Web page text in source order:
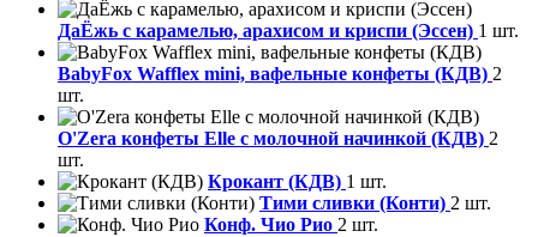
ДаЁжь с карамелью, арахисом и криспи (Эссен) 1 шт.
BabyFox Wafflex mini, вафельные конфеты (КДВ) 2
шт.
O'Zera конфеты Elle с молочной начинкой (КДВ) 2
шт.
Крокант (КДВ) 1 шт.
Тими сливки (Конти) 2 шт.
Конф. Чио Рио 2 шт.